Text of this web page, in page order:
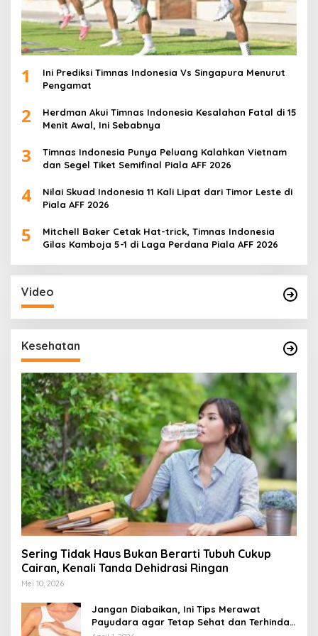
1
Ini Prediksi Timnas Indonesia Vs Singapura Menurut
Pengamat
2
Herdman Akui Timnas Indonesia Kesalahan Fatal di 15
Menit Awal, Ini Sebabnya
3
Timnas Indonesia Punya Peluang Kalahkan Vietnam
dan Segel Tiket Semifinal Piala AFF 2026
4
Nilai Skuad Indonesia 11 Kali Lipat dari Timor Leste di
Piala AFF 2026
5
Mitchell Baker Cetak Hat-trick, Timnas Indonesia
Gilas Kamboja 5-1 di Laga Perdana Piala AFF 2026
Video
Kesehatan
Sering Tidak Haus Bukan Berarti Tubuh Cukup
Cairan, Kenali Tanda Dehidrasi Ringan
Mei 10, 2026
Jangan Diabaikan, Ini Tips Merawat
Payudara agar Tetap Sehat dan Terhindar